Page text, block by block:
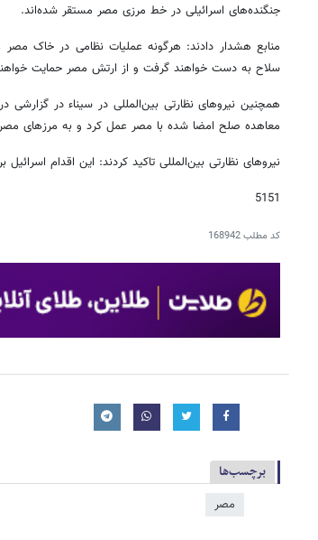
جنگنده‌های اسرائیلی در خط مرزی مصر مستقر شده‌اند.
منابع هشدار دادند: هرگونه عملیات نظامی در خاک
سلاح به دست خواهند گرفت و از ارتش مصر حمایت
همچنین نیروهای نظارتی بین‌المللی در سیناء در
معاهده صلح امضا شده با مصر عمل کرد و به مرزهای مصر
نیروهای نظارتی بین‌المللی تاکید کردند: این اقدام اسرائیل
5151
کد مطلب168942
برچسب‌ها
مصر